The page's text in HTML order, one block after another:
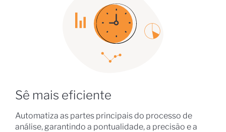
Sê mais eficiente
Automatiza as partes principais do processo de
análise, garantindo a pontualidade, a precisão e a